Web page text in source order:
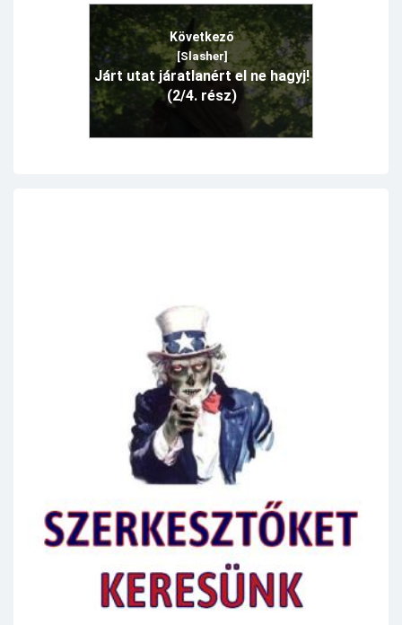
Következő
[Slasher]
Járt utat járatlanért el ne hagyj!
(2/4. rész)